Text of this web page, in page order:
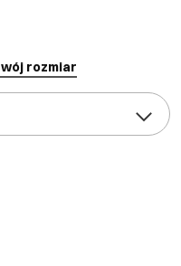
rozmiar